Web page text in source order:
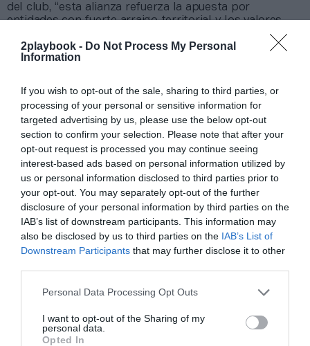
2playbook - Do Not Process My Personal
Information
If you wish to opt-out of the sale, sharing to third parties, or
processing of your personal or sensitive information for
targeted advertising by us, please use the below opt-out
section to confirm your selection. Please note that after your
opt-out request is processed you may continue seeing
interest-based ads based on personal information utilized by
us or personal information disclosed to third parties prior to
your opt-out. You may separately opt-out of the further
disclosure of your personal information by third parties on the
IAB’s list of downstream participants. This information may
also be disclosed by us to third parties on the IAB’s List of
Downstream Participants that may further disclose it to other
Personal Data Processing Opt Outs
I want to opt-out of the Sharing of my
personal data.
Opted In
Índex2P
Málaga CF
del club, “esta alianza refuerza la apuesta por
entidades con fuerte arraigo territorial y los valores
Con estas incorporaciones, MGS Seguros continúa
diversificando su cartera de patrocinios deportivos,
categorías , consolidando una estrategia basada en el
compromiso local y la visibilidad nacional.
Añadir2Playbookcomo fuente preferida de Google
de forma gratuita
Mantente informado con las últimas noticias de actualidad.
ACTIVAR AHORA
Compartir
Imprimir